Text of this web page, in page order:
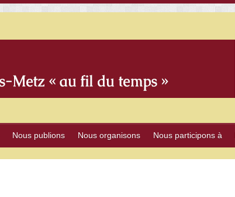
Nous publions Nous organisons Nous participons à